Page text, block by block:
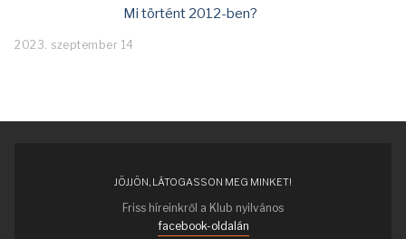
Mi történt 2012-ben?
2023. szeptember 14
JÖJJÖN, LÁTOGASSON MEG MINKET!
Friss híreinkről a Klub nyilvános
facebook-oldalán